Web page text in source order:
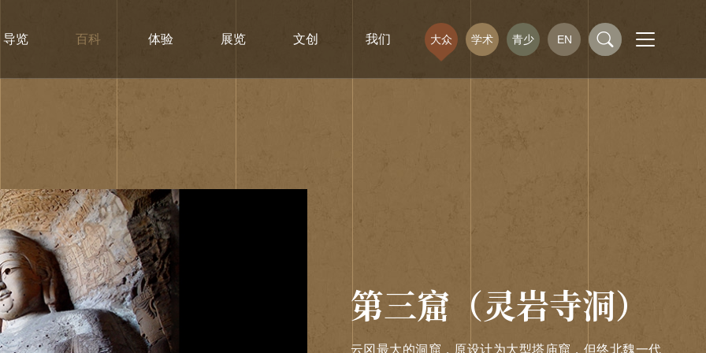
大众 学术 青少 EN
导览 百科 体验 展览 文创 我们
第三窟（灵岩寺洞）
云冈最大的洞窟，原设计为大型塔庙窟，但终北魏一代